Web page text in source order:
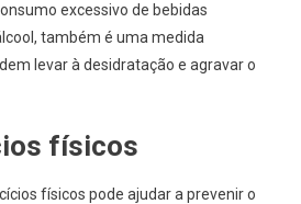
excessivo de bebidas
também é uma medida
levar à desidratação e agravar o
físicos
físicos pode ajudar a prevenir o